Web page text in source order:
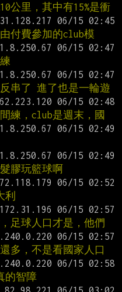
公里，其中有15%是衝
付費參加的club模
串了 進了也是一輪遊
練，club是週末，國
膠玩籃球啊
利
足球人口才是，他們
多，不是看國家人口
的智障